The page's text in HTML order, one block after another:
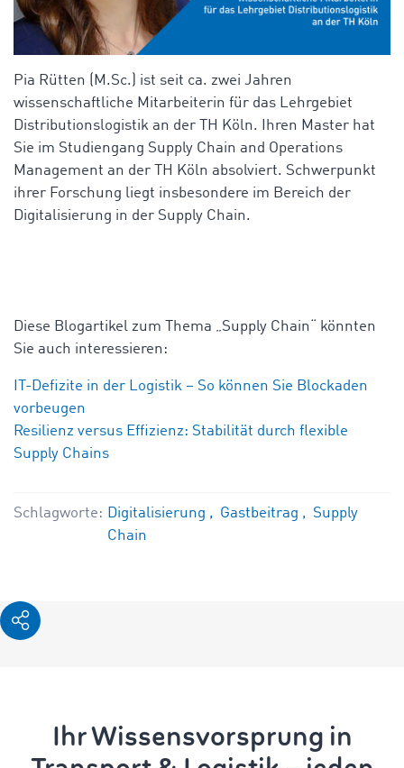
Pia Rütten (M.Sc.) ist seit ca. zwei Jahren
wissenschaftliche Mitarbeiterin für das Lehrgebiet
Distributionslogistik an der TH Köln. Ihren Master hat
Sie im Studiengang Supply Chain and Operations
Management an der TH Köln absolviert. Schwerpunkt
ihrer Forschung liegt insbesondere im Bereich der
Digitalisierung in der Supply Chain.
Diese Blogartikel zum Thema „Supply Chain“ könnten
Sie auch interessieren:
IT-Defizite in der Logistik – So können Sie Blockaden
vorbeugen
Resilienz versus Effizienz: Stabilität durch flexible
Supply Chains
Schlagworte: Digitalisierung Gastbeitrag
Supply
Chain
Ihr Wissensvorsprung in